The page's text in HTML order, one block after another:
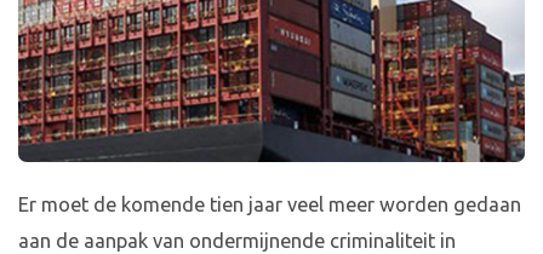
Er moet de komende tien jaar veel meer worden gedaan
aan de aanpak van ondermijnende criminaliteit in